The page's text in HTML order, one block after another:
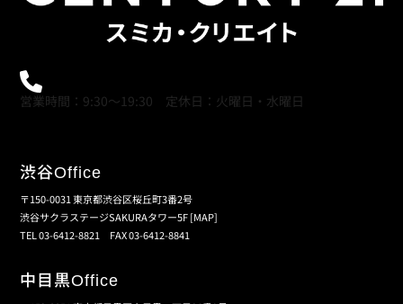
営業時間：9:30～19:30 定休日：火曜日・水曜日
渋谷Office
〒150-0031 東京都渋谷区桜丘町3番2号
渋谷サクラステージSAKURAタワー5F[MAP]
TEL 03-6412-8821 FAX 03-6412-8841
中目黒Office